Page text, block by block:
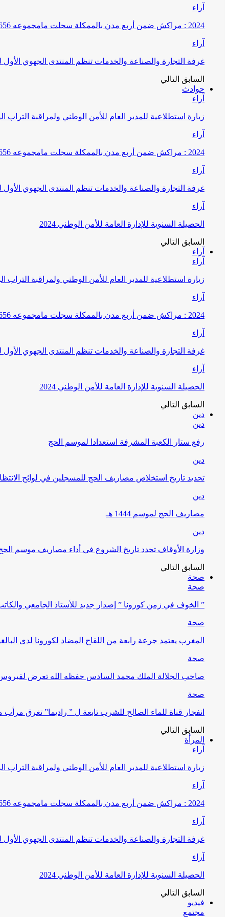
آراء
2024 : مراكش ضمن أربع مدن بالممكلة سجلت مامجموعه 656 قضية تتعلق بغسيل الأموال
آراء
غرفة التجارة والصناعة والخدمات تنظم المنتدى الجهوي
السابق التالي
حوادث
آراء
زيارة استطلاعية للمدير العام للأمن الوطني ولمراقبة التراب
آراء
2024 : مراكش ضمن أربع مدن بالممكلة سجلت مامجموعه 656 قضية تتعلق بغسيل الأموال
آراء
غرفة التجارة والصناعة والخدمات تنظم المنتدى الجهوي
آراء
الحصيلة السنوية للإدارة العامة للأمن الوطني 2024
السابق التالي
آراء
آراء
زيارة استطلاعية للمدير العام للأمن الوطني ولمراقبة التراب
آراء
2024 : مراكش ضمن أربع مدن بالممكلة سجلت مامجموعه 656 قضية تتعلق بغسيل الأموال
آراء
غرفة التجارة والصناعة والخدمات تنظم المنتدى الجهوي
آراء
الحصيلة السنوية للإدارة العامة للأمن الوطني 2024
السابق التالي
دين
دين
رفع ستار الكعبة المشرفة استعدادا لموسم الحج
دين
تحديد تاريخ استخلاص مصاريف الحج للمسجلين في لوائح
دين
مصاريف الحج لموسم 1444 هـ
دين
وزارة الأوقاف تحدد تاريخ الشروع في أداء مصاريف موسم الحج لـ
السابق التالي
صحة
صحة
” الخوف في زمن كورونا ” إصدار جديد للأستاذ الجامعي
صحة
المغرب يعتمد جرعة رابعة من اللقاح المضاد لكورونا لدى البالغين 60 سنة فما فوق
صحة
صاحب الجلالة الملك محمد السادس حفظه الله تعرض لفيروس كورونا
صحة
انفجار قناة للماء الصالح للشرب تابعة ل ” راديما” تغرق
السابق التالي
المرأة
آراء
زيارة استطلاعية للمدير العام للأمن الوطني ولمراقبة التراب
آراء
2024 : مراكش ضمن أربع مدن بالممكلة سجلت مامجموعه 656 قضية تتعلق بغسيل الأموال
آراء
غرفة التجارة والصناعة والخدمات تنظم المنتدى الجهوي
آراء
الحصيلة السنوية للإدارة العامة للأمن الوطني 2024
السابق التالي
فيديو
مجتمع